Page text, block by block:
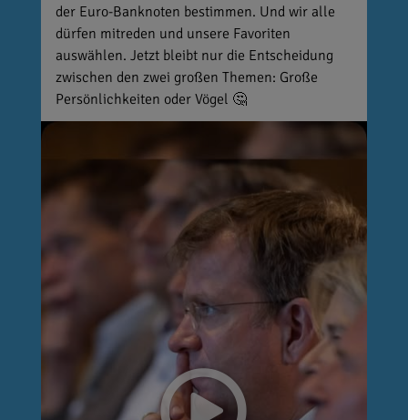
der Euro-Banknoten bestimmen. Und wir alle
dürfen mitreden und unsere Favoriten
auswählen. Jetzt bleibt nur die Entscheidung
zwischen den zwei großen Themen: Große
Persönlichkeiten oder Vögel 🤔